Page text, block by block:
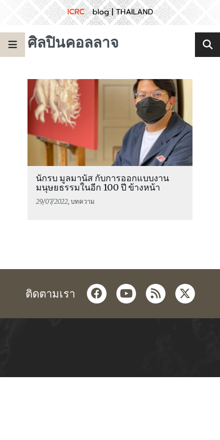
ศิลปินคอลลาจ
นักรบ มูลมานัส กับการออกแบบงาน
มนุษยธรรมในอีก 100 ปี ข้างหน้า
29/07/2022, บทความ
ติดตามเรา facebookyoutube
rss twitter